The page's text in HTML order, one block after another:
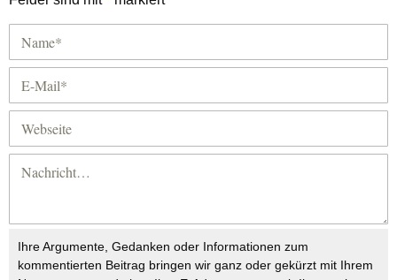
Ihre Argumente, Gedanken oder Informationen zum
kommentierten Beitrag bringen wir ganz oder gekürzt mit Ihrem